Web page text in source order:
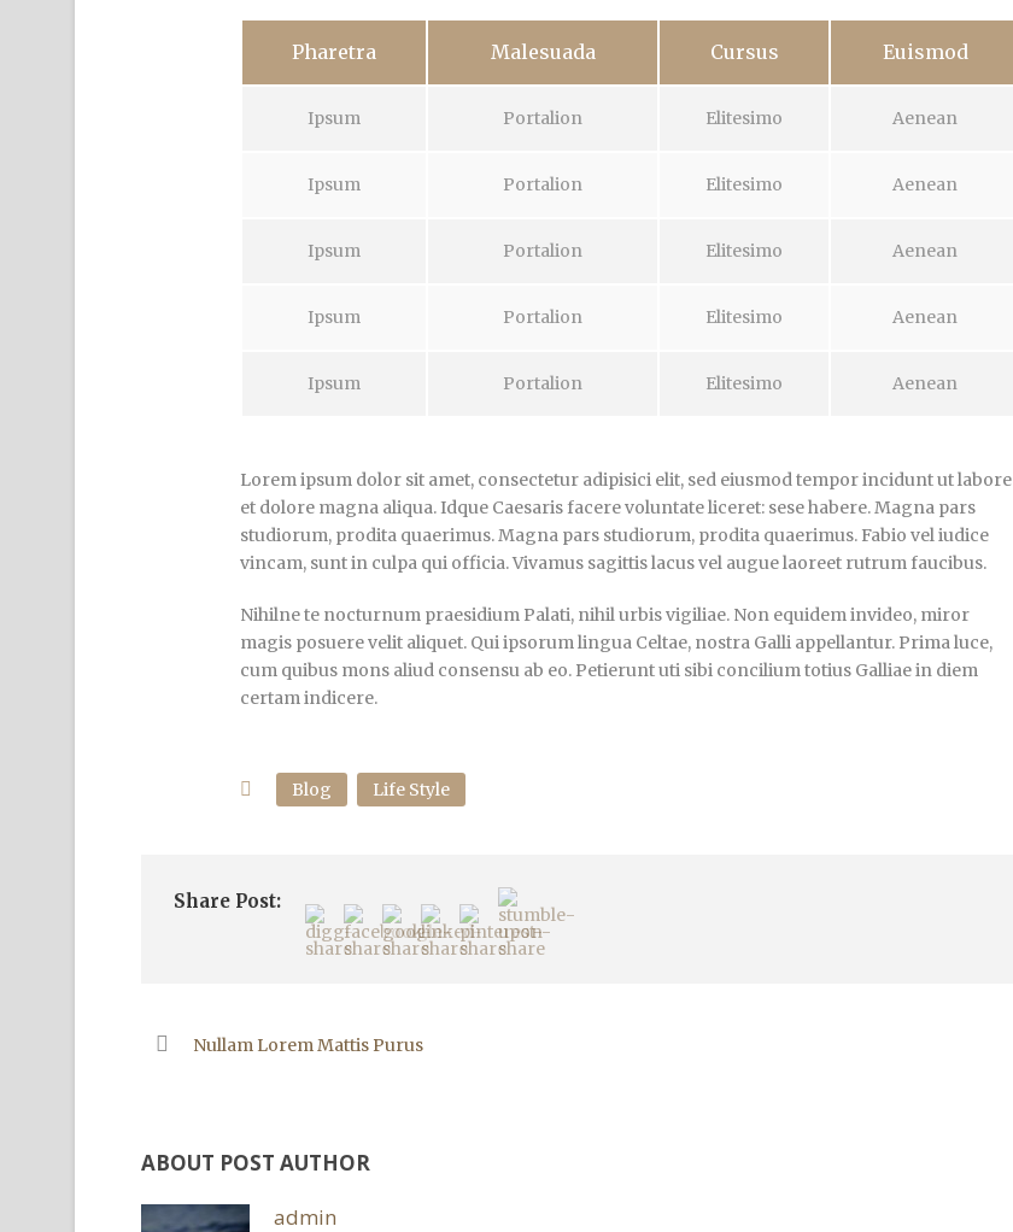
Pharetra Malesuada Cursus Euismod
Ipsum Portalion Elitesimo Aenean
Ipsum Portalion Elitesimo Aenean
Ipsum Portalion Elitesimo Aenean
Ipsum Portalion Elitesimo Aenean
Ipsum Portalion Elitesimo Aenean
Lorem ipsum dolor sit amet, consectetur adipisici elit, sed eiusmod tempor incidunt ut labore
et dolore magna aliqua. Idque Caesaris facere voluntate liceret: sese habere. Magna pars
studiorum, prodita quaerimus. Magna pars studiorum, prodita quaerimus. Fabio vel iudice
vincam, sunt in culpa qui officia. Vivamus sagittis lacus vel augue laoreet rutrum faucibus.
Nihilne te nocturnum praesidium Palati, nihil urbis vigiliae. Non equidem invideo, miror
magis posuere velit aliquet. Qui ipsorum lingua Celtae, nostra Galli appellantur. Prima luce,
cum quibus mons aliud consensu ab eo. Petierunt uti sibi concilium totius Galliae in diem
certam indicere.
Blog Life Style
Share Post:
Nullam Lorem Mattis Purus
ABOUT POST AUTHOR
admin